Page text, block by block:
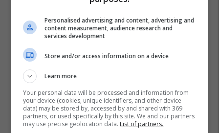
Personalised advertising and content, advertising and
content measurement, audience research and
services development
Store and/or access information on a device
Learn more
Your personal data will be processed and information from
your device (cookies, unique identifiers, and other device
data) may be stored by, accessed by and shared with 369
partners, or used specifically by this site. We and our partners
may use precise geolocation data. List of partners.